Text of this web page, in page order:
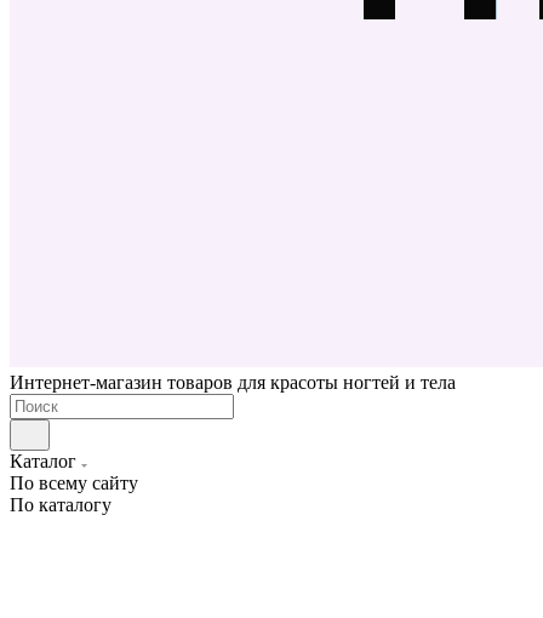
Интернет-магазин товаров для красоты ногтей и тела
Каталог
По всему сайту
По каталогу